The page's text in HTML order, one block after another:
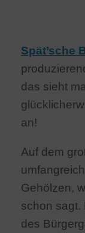
Spät’sche
das sieht
an!
Auf dem
Gehölzen,
schon sagt.
des